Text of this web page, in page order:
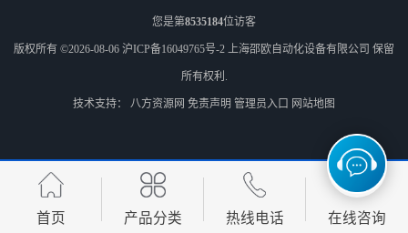
康德乐Conductix刹车片 | 康德乐Conductix产品现货
您是第8535184位访客
版权所有 ©2026-08-06 沪ICP备16049765号-2 上海邵欧自动化设备有限公司 保留
所有权利.
技术支持： 八方资源网 免责声明 管理员入口 网站地图
首页 产品分类 热线电话 在线咨询